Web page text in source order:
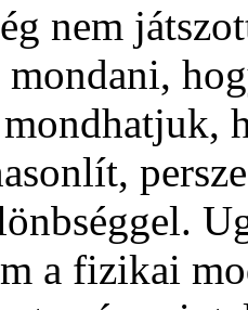
nem
a fizikai